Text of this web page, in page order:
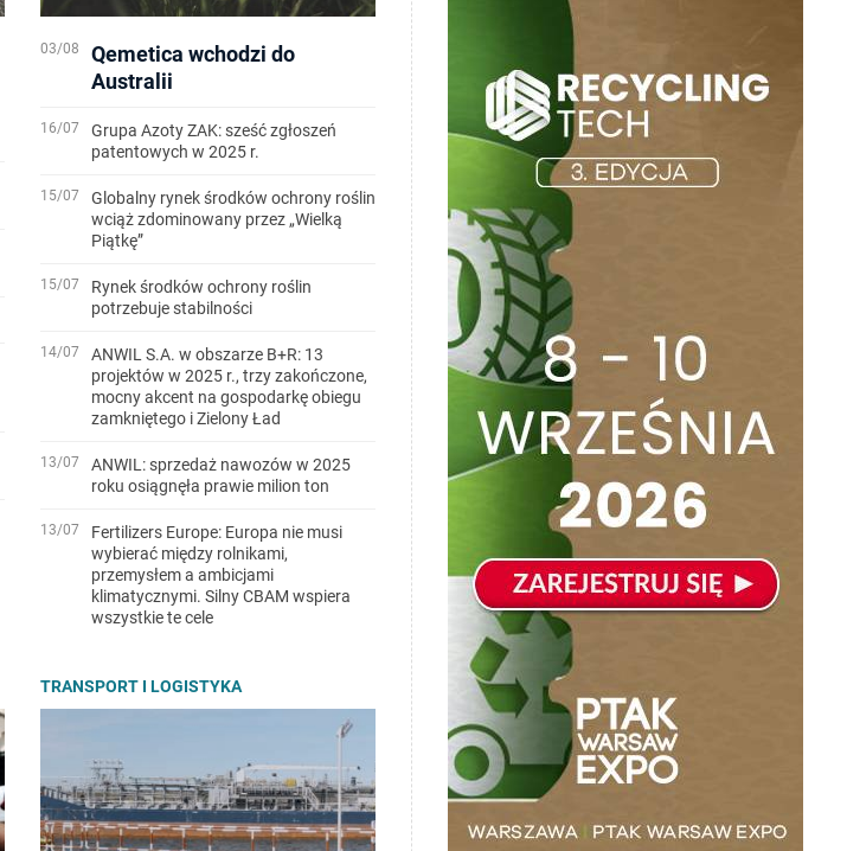
03/08
Qemetica wchodzi do
Australii
16/07
Grupa Azoty ZAK: sześć zgłoszeń
patentowych w 2025 r.
15/07
Globalny rynek środków ochrony roślin
wciąż zdominowany przez „Wielką
Piątkę”
15/07
Rynek środków ochrony roślin
potrzebuje stabilności
14/07
ANWIL S.A. w obszarze B+R: 13
projektów w 2025 r., trzy zakończone,
mocny akcent na gospodarkę obiegu
zamkniętego i Zielony Ład
13/07
ANWIL: sprzedaż nawozów w 2025
roku osiągnęła prawie milion ton
13/07
Fertilizers Europe: Europa nie musi
wybierać między rolnikami,
przemysłem a ambicjami
klimatycznymi. Silny CBAM wspiera
wszystkie te cele
TRANSPORT I LOGISTYKA